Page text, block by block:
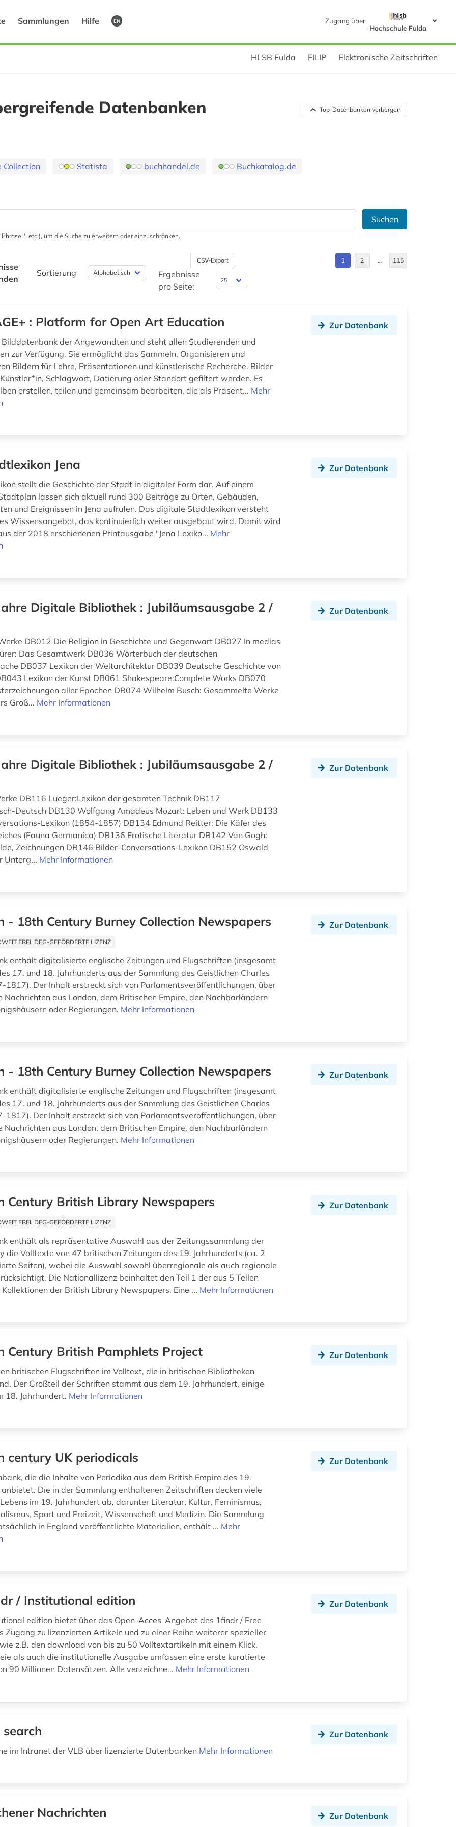
Sammlungen Hilfe EN
Zugang über
Hochschule Fulda
HLSB Fulda FILIP Elektronische Zeitschriften
Top-Datenbanken verbergen
Datenbanken
Collection Statista buchhandel.de
Buchkatalog.de
Suchen
etc.), um die Suche zu erweitern oder einzuschränken.
Sortierung
CSV-Export
Ergebnisse
pro Seite:
1 2 … 115
: Platform for Open Art Education
der Angewandten und steht allen Studierenden und
zur Verfügung. Sie ermöglicht das Sammeln, Organisieren und
Bildern für Lehre, Präsentationen und künstlerische Recherche. Bilder
Schlagwort, Datierung oder Standort gefiltert werden. Es
erstellen, teilen und gemeinsam bearbeiten, die als Präsent... Mehr
Zur Datenbank
Jena
stellt die Geschichte der Stadt in digitaler Form dar. Auf einem
lassen sich aktuell rund 300 Beiträge zu Orten, Gebäuden,
und Ereignissen in Jena aufrufen. Das digitale Stadtlexikon versteht
Wissensangebot, das kontinuierlich weiter ausgebaut wird. Damit wird
der 2018 erschienenen Printausgabe "Jena Lexiko... Mehr
Zur Datenbank
Digitale Bibliothek : Jubiläumsausgabe 2 /
DB012 Die Religion in Geschichte und Gegenwart DB027 In medias
Das Gesamtwerk DB036 Wörterbuch der deutschen
DB037 Lexikon der Weltarchitektur DB039 Deutsche Geschichte von
Lexikon der Kunst DB061 Shakespeare:Complete Works DB070
aller Epochen DB074 Wilhelm Busch: Gesammelte Werke
Groß... Mehr Informationen
Zur Datenbank
Digitale Bibliothek : Jubiläumsausgabe 2 /
DB116 Lueger:Lexikon der gesamten Technik DB117
Deutsch DB130 Wolfgang Amadeus Mozart: Leben und Werk DB133
Lexikon (1854-1857) DB134 Edmund Reitter: Die Käfer des
(Fauna Germanica) DB136 Erotische Literatur DB142 Van Gogh:
Zeichnungen DB146 Bilder-Conversations-Lexikon DB152 Oswald
Unterg... Mehr Informationen
Zur Datenbank
- 18th Century Burney Collection Newspapers
FREI, DFG-GEFÖRDERTE LIZENZ
enthält digitalisierte englische Zeitungen und Flugschriften (insgesamt
17. und 18. Jahrhunderts aus der Sammlung des Geistlichen Charles
1817). Der Inhalt erstreckt sich von Parlamentsveröffentlichungen, über
Nachrichten aus London, dem Britischen Empire, den Nachbarländern
oder Regierungen. Mehr Informationen
Zur Datenbank
- 18th Century Burney Collection Newspapers
enthält digitalisierte englische Zeitungen und Flugschriften (insgesamt
17. und 18. Jahrhunderts aus der Sammlung des Geistlichen Charles
1817). Der Inhalt erstreckt sich von Parlamentsveröffentlichungen, über
Nachrichten aus London, dem Britischen Empire, den Nachbarländern
oder Regierungen. Mehr Informationen
Zur Datenbank
Century British Library Newspapers
FREI, DFG-GEFÖRDERTE LIZENZ
enthält als repräsentative Auswahl aus der Zeitungssammlung der
die Volltexte von 47 britischen Zeitungen des 19. Jahrhunderts (ca. 2
Seiten), wobei die Auswahl sowohl überregionale als auch regionale
Die Nationallizenz beinhaltet den Teil 1 der aus 5 Teilen
der British Library Newspapers. Eine ... Mehr Informationen
Zur Datenbank
Century British Pamphlets Project
britischen Flugschriften im Volltext, die in britischen Bibliotheken
Der Großteil der Schriften stammt aus dem 19. Jahrhundert, einige
18. Jahrhundert. Mehr Informationen
Zur Datenbank
century UK periodicals
die die Inhalte von Periodika aus dem British Empire des 19.
anbietet. Die in der Sammlung enthaltenen Zeitschriften decken viele
im 19. Jahrhundert ab, darunter Literatur, Kultur, Feminismus,
Sport und Freizeit, Wissenschaft und Medizin. Die Sammlung
in England veröffentlichte Materialien, enthält ... Mehr
Zur Datenbank
/ Institutional edition
edition bietet über das Open-Acces-Angebot des 1findr / Free
Zugang zu lizenzierten Artikeln und zu einer Reihe weiterer spezieller
z.B. den download von bis zu 50 Volltextartikeln mit einem Klick.
als auch die institutionelle Ausgabe umfassen eine erste kuratierte
90 Millionen Datensätzen. Alle verzeichne... Mehr Informationen
Zur Datenbank
search
im Intranet der VLB über lizenzierte Datenbanken Mehr Informationen
Zur Datenbank
Nachrichten Zur Datenbank